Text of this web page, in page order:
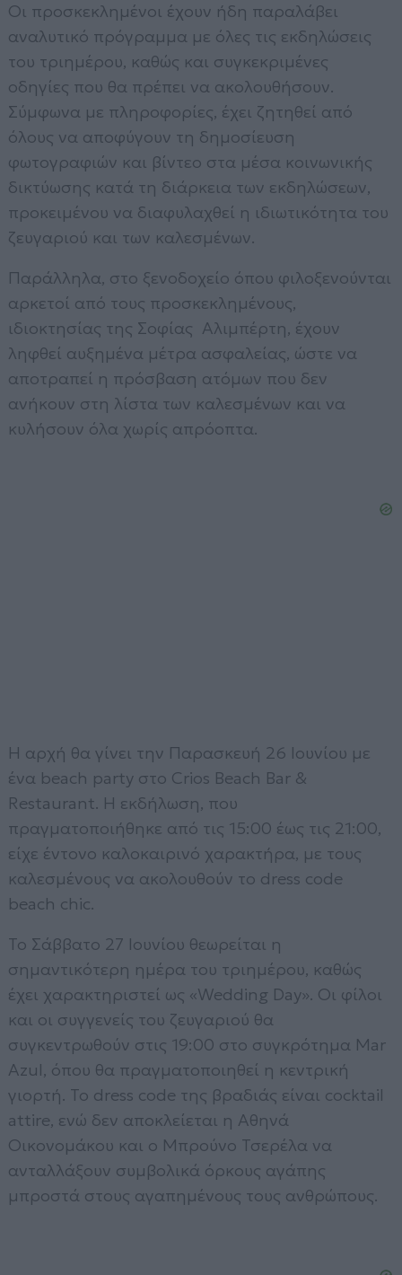
Οι προσκεκλημένοι έχουν ήδη παραλάβει
αναλυτικό πρόγραμμα με όλες τις εκδηλώσεις
του τριημέρου, καθώς και συγκεκριμένες
οδηγίες που θα πρέπει να ακολουθήσουν.
Σύμφωνα με πληροφορίες, έχει ζητηθεί από
όλους να αποφύγουν τη δημοσίευση
φωτογραφιών και βίντεο στα μέσα κοινωνικής
δικτύωσης κατά τη διάρκεια των εκδηλώσεων,
προκειμένου να διαφυλαχθεί η ιδιωτικότητα του
ζευγαριού και των καλεσμένων.
Παράλληλα, στο ξενοδοχείο όπου φιλοξενούνται
αρκετοί από τους προσκεκλημένους,
ιδιοκτησίας της Σοφίας Αλιμπέρτη, έχουν
ληφθεί αυξημένα μέτρα ασφαλείας, ώστε να
αποτραπεί η πρόσβαση ατόμων που δεν
ανήκουν στη λίστα των καλεσμένων και να
κυλήσουν όλα χωρίς απρόοπτα.
Η αρχή θα γίνει την Παρασκευή 26 Ιουνίου με
ένα beach party στο Crios Beach Bar &
Restaurant. Η εκδήλωση, που
πραγματοποιήθηκε από τις 15:00 έως τις 21:00,
είχε έντονο καλοκαιρινό χαρακτήρα, με τους
καλεσμένους να ακολουθούν το dress code
beach chic.
Το Σάββατο 27 Ιουνίου θεωρείται η
σημαντικότερη ημέρα του τριημέρου, καθώς
έχει χαρακτηριστεί ως «Wedding Day». Οι φίλοι
και οι συγγενείς του ζευγαριού θα
συγκεντρωθούν στις 19:00 στο συγκρότημα Mar
Azul, όπου θα πραγματοποιηθεί η κεντρική
γιορτή. Το dress code της βραδιάς είναι cocktail
attire, ενώ δεν αποκλείεται η Αθηνά
Οικονομάκου και ο Μπρούνο Τσερέλα να
ανταλλάξουν συμβολικά όρκους αγάπης
μπροστά στους αγαπημένους τους ανθρώπους.